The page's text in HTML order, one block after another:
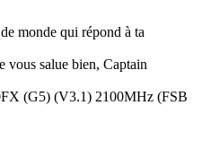
monde qui répond à ta
vous salue bien, Captain
(G5) (V3.1) 2100MHz (FSB